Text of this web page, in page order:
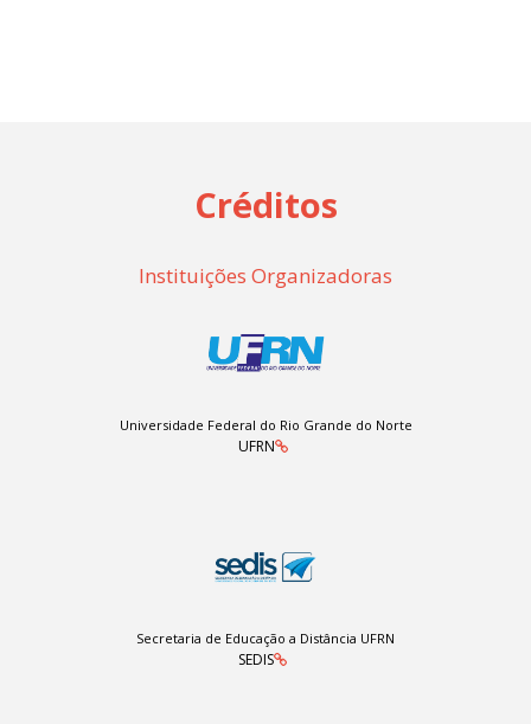
Créditos
Instituições Organizadoras
Universidade Federal do Rio Grande do Norte
UFRN
Secretaria de Educação a Distância UFRN
SEDIS